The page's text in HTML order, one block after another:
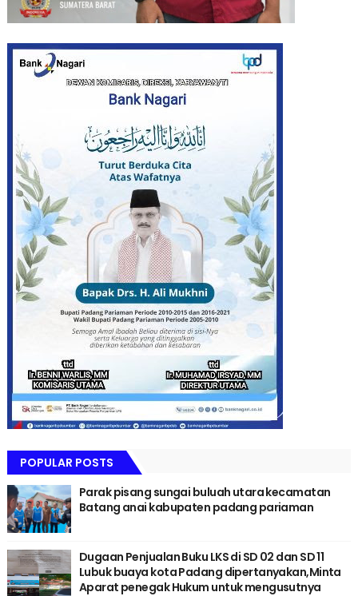
POPULAR POSTS
Parak pisang sungai buluah utara kecamatan
Batang anai kabupaten padang pariaman
Dugaan Penjualan Buku LKS di SD 02 dan SD 11
Lubuk buaya kota Padang dipertanyakan,Minta
Aparat penegak Hukum untuk mengusutnya